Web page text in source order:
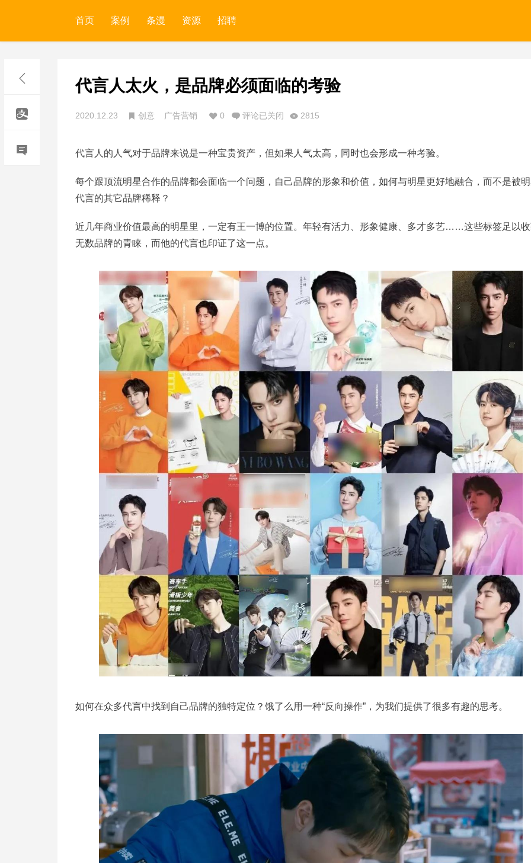
首页 案例 条漫 资源 招聘
代言人太火，是品牌必须面临的考验
2020.12.23 创意 广告营销 0 评论已关闭 2815
代言人的人气对于品牌来说是一种宝贵资产，但如果人气太高，同时也会形成一种考验。
每个跟顶流明星合作的品牌都会面临一个问题，自己品牌的形象和价值，如何与明星更好地融合，而不是被
代言的其它品牌稀释？
近几年商业价值最高的明星里，一定有王一博的位置。年轻有活力、形象健康、多才多艺……这些标签足以
无数品牌的青睐，而他的代言也印证了这一点。
如何在众多代言中找到自己品牌的独特定位？饿了么用一种“反向操作”，为我们提供了很多有趣的思考。